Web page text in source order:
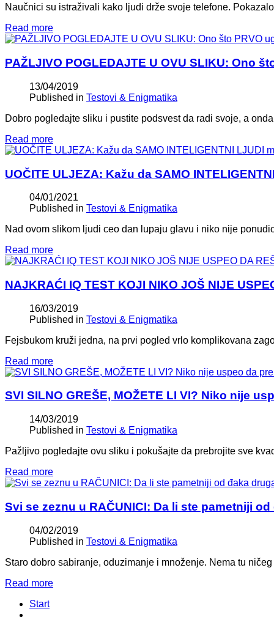
Naučnici su istraživali kako ljudi drže svoje telefone.
Read more
PAŽLJIVO POGLEDAJTE U OVU SLIKU: Ono
13/04/2019
Published in Testovi & Enigmatika
Dobro pogledajte sliku i pustite podsvest da radi svoje, a
Read more
UOČITE ULJEZA: Kažu da SAMO
04/01/2021
Published in Testovi & Enigmatika
Nad ovom slikom ljudi ceo dan lupaju glavu i niko nije
Read more
NAJKRAĆI IQ TEST KOJI NIKO JOŠ NIJE
16/03/2019
Published in Testovi & Enigmatika
Fejsbukom kruži jedna, na prvi pogled vrlo komplikovana
Read more
SVI SILNO GREŠE, MOŽETE LI VI? Niko nije
14/03/2019
Published in Testovi & Enigmatika
Pažljivo pogledajte ovu sliku i pokušajte da prebrojite sve
Read more
Svi se zeznu u RAČUNICI: Da li ste pametniji
04/02/2019
Published in Testovi & Enigmatika
Staro dobro sabiranje, oduzimanje i množenje. Nema tu
Read more
Start